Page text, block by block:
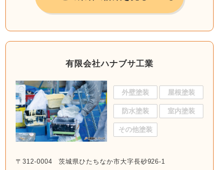
有限会社ハナブサ工業
外壁塗装 屋根塗装
防水塗装 室内塗装
その他塗装
〒312-0004 茨城県ひたちなか市大字長砂926-1